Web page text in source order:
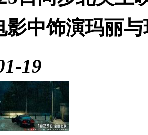
影中饰演玛丽
19